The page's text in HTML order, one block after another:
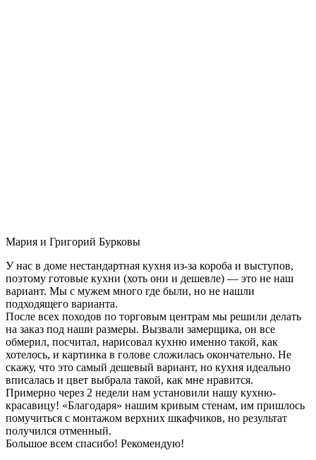
Мария и Григорий Бурковы
У нас в доме нестандартная кухня из-за короба и выступов,
поэтому готовые кухни (хоть они и дешевле) — это не наш
вариант. Мы с мужем много где были, но не нашли
подходящего варианта.
После всех походов по торговым центрам мы решили делать
на заказ под наши размеры. Вызвали замерщика, он все
обмерил, посчитал, нарисовал кухню именно такой, как
хотелось, и картинка в голове сложилась окончательно. Не
скажу, что это самый дешевый вариант, но кухня идеально
вписалась и цвет выбрала такой, как мне нравится.
Примерно через 2 недели нам установили нашу кухню-
красавицу! «Благодаря» нашим кривым стенам, им пришлось
помучиться с монтажом верхних шкафчиков, но результат
получился отменный.
Большое всем спасибо! Рекомендую!